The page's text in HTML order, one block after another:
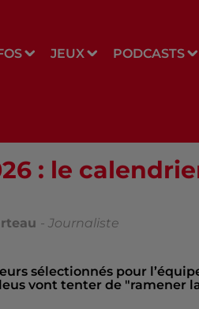
JEUX PODCASTS
: le
- Journaliste
sélectionnés pour
vont tenter de "ramener